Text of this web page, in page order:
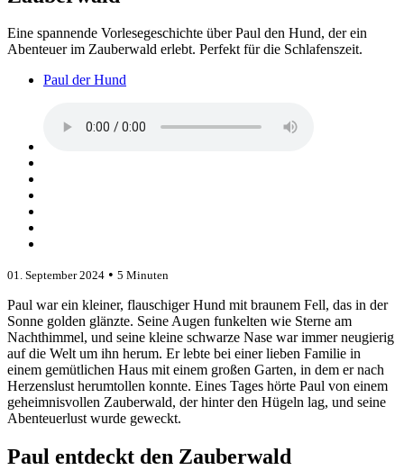
Eine spannende Vorlesegeschichte über Paul den Hund, der ein
Abenteuer im Zauberwald erlebt. Perfekt für die Schlafenszeit.
Paul der Hund
01. September 2024 • 5 Minuten
Paul war ein kleiner, flauschiger Hund mit braunem Fell, das in der
Sonne golden glänzte. Seine Augen funkelten wie Sterne am
Nachthimmel, und seine kleine schwarze Nase war immer neugierig
auf die Welt um ihn herum. Er lebte bei einer lieben Familie in
einem gemütlichen Haus mit einem großen Garten, in dem er nach
Herzenslust herumtollen konnte. Eines Tages hörte Paul von einem
geheimnisvollen Zauberwald, der hinter den Hügeln lag, und seine
Abenteuerlust wurde geweckt.
Paul entdeckt den Zauberwald